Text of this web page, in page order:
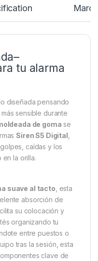
Marca
tu alarma
diseñada pensando
sensible durante
de goma se
Siren S5 Digital
caídas y los
la orilla.
suave al tacto , esta
absorción de
su colocación y
organizando tu
entre puestos o
tras la sesión, esta
clave de